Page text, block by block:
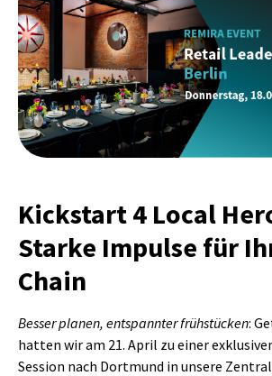
Kickstart 4 Local
Starke Impulse für
Chain
Besser planen, entspannter frühstücken:
hatten wir am 21. April zu einer
Session nach Dortmund in unsere